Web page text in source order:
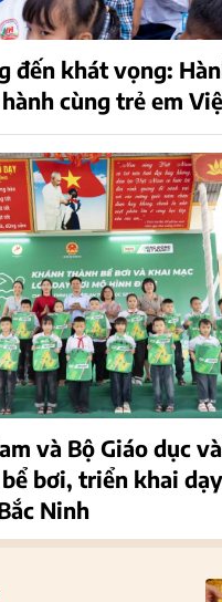
đến khát vọng:
cùng trẻ em
và Bộ Giáo dục
bơi, triển khai
Ninh